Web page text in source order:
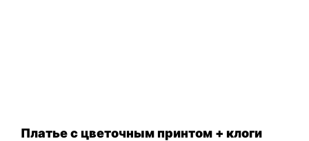
Платье с цветочным принтом + клоги